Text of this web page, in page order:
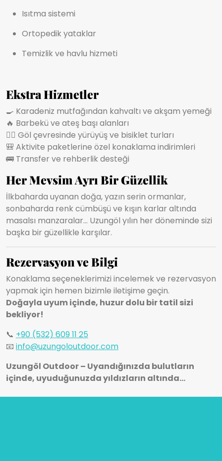
Isıtma sistemi
Ortopedik yataklar
Temizlik ve havlu hizmeti
Ekstra Hizmetler
🍳 Karadeniz mutfağından kahvaltı ve akşam yemeği
🔥 Barbekü ve ateş başı alanları
🚴‍♀️ Göl çevresinde yürüyüş ve bisiklet turları
🎒 Aktivite paketlerine özel konaklama indirimleri
🚌 Transfer ve rehberlik desteği
Her Mevsim Ayrı Bir Güzellik
İlkbaharda uyanan doğa, yazın serin ormanlar,
sonbaharda renk cümbüşü ve kışın karlar altında
masalsı manzaralar… Uzungöl yılın her döneminde sizi
başka bir güzellikle karşılar.
Rezervasyon ve Bilgi
Konaklama seçeneklerimizi incelemek ve rezervasyon
yapmak için hemen bizimle iletişime geçin.
Doğayla uyum içinde, huzur dolu bir tatil sizi
bekliyor!
📞 +90 (532) 609 11 25
📧 info@uzungoloutdoor.com
Uzungöl Outdoor – Uyandığınızda bulutların
içinde, uyuduğunuzda yıldızların altında…